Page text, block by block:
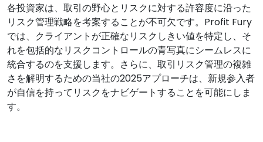
各投資家は、取引の野心とリスクに対する許容度に沿った
リスク管理戦略を考案することが不可欠です。Profit Fury
では、クライアントが正確なリスクしきい値を特定し、そ
れを包括的なリスクコントロールの青写真にシームレスに
統合するのを支援します。さらに、取引リスク管理の複雑
さを解明するための当社の2025アプローチは、新規参入者
が自信を持ってリスクをナビゲートすることを可能にしま
す。